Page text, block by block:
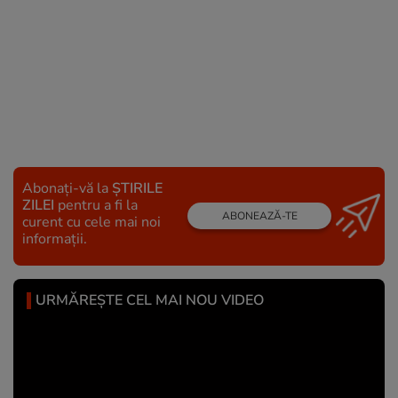
Abonați-vă la ȘTIRILE
ZILEI pentru a fi la
curent cu cele mai noi
informații.
ABONEAZĂ-TE
URMĂREȘTE CEL MAI NOU VIDEO